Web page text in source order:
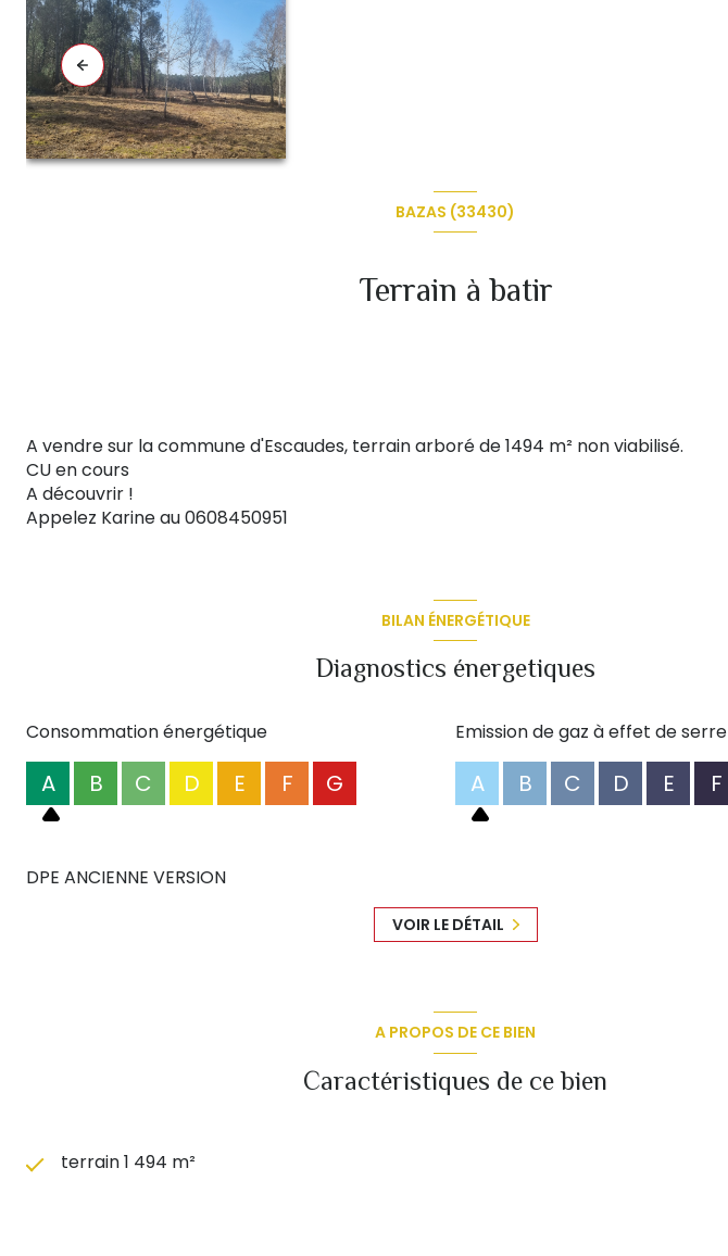
BAZAS (33430)
Terrain à batir
A vendre sur la commune d'Escaudes, terrain arboré de 1494 m² non viabilisé.
CU en cours
A découvrir !
Appelez Karine au 0608450951
BILAN ÉNERGÉTIQUE
Diagnostics énergetiques
Consommation énergétique
A B C D E F G
Emission de gaz à effet de serre
A B C D E F
DPE ANCIENNE VERSION
VOIR LE DÉTAIL
A PROPOS DE CE BIEN
Caractéristiques de ce bien
terrain 1 494 m²